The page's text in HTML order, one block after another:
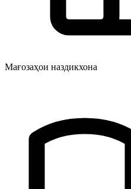
Мағозаҳои наздикхона